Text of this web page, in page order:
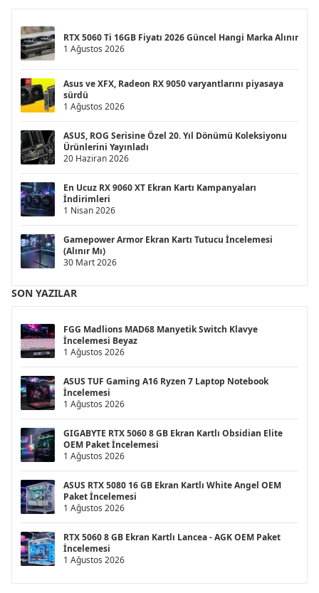
RTX 5060 Ti 16GB Fiyatı 2026 Güncel Hangi Marka Alınır
1 Ağustos 2026
Asus ve XFX, Radeon RX 9050 varyantlarını piyasaya
sürdü
1 Ağustos 2026
ASUS, ROG Serisine Özel 20. Yıl Dönümü Koleksiyonu
Ürünlerini Yayınladı
20 Haziran 2026
En Ucuz RX 9060 XT Ekran Kartı Kampanyaları
İndirimleri
1 Nisan 2026
Gamepower Armor Ekran Kartı Tutucu İncelemesi
(Alınır Mı)
30 Mart 2026
SON YAZILAR
FGG Madlions MAD68 Manyetik Switch Klavye
İncelemesi Beyaz
1 Ağustos 2026
ASUS TUF Gaming A16 Ryzen 7 Laptop Notebook
İncelemesi
1 Ağustos 2026
GIGABYTE RTX 5060 8 GB Ekran Kartlı Obsidian Elite
OEM Paket İncelemesi
1 Ağustos 2026
ASUS RTX 5080 16 GB Ekran Kartlı White Angel OEM
Paket İncelemesi
1 Ağustos 2026
RTX 5060 8 GB Ekran Kartlı Lancea - AGK OEM Paket
İncelemesi
1 Ağustos 2026